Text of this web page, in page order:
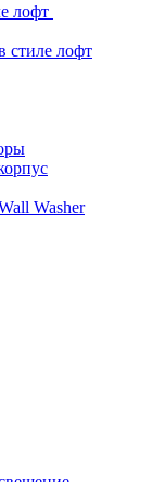
лофт
стиле лофт
Washer